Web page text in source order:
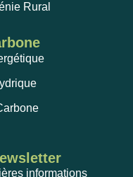
Rural
informations